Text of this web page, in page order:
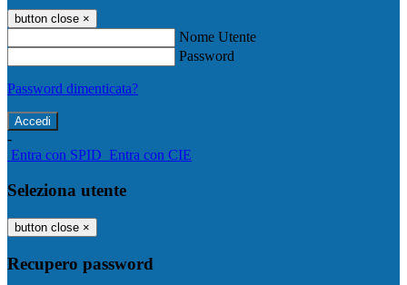
button close ×
Nome Utente
Password
Password dimenticata?
-
Entra con SPID Entra con CIE
Seleziona utente
button close ×
Recupero password